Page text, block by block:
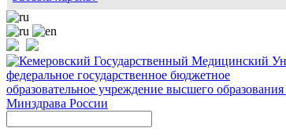
федеральное государственное бюджетное
образовательное учреждение высшего образования
Минздрава России